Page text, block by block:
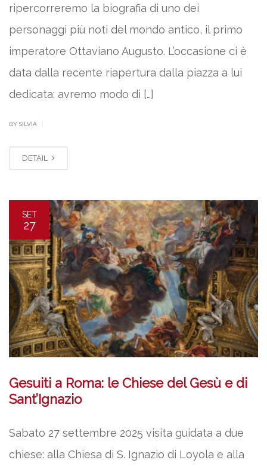
ripercorreremo la biografia di uno dei
personaggi più noti del mondo antico, il primo
imperatore Ottaviano Augusto. L’occasione ci è
data dalla recente riapertura dalla piazza a lui
dedicata: avremo modo di […]
BY SILVIA
DETAIL
SET
27
Gesuiti a Roma: le Chiese del Gesù e di
Sant’Ignazio
Sabato 27 settembre 2025 visita guidata a due
chiese: alla Chiesa di S. Ignazio di Loyola e alla